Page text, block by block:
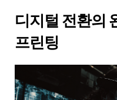
디지털 전환의
프린팅